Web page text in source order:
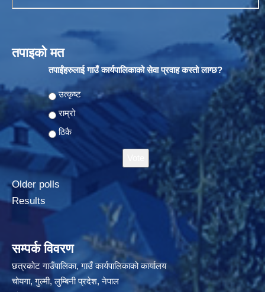
तपाइको मत
तपाईंहरुलाई गाउँ कार्यपालिकाको सेवा प्रवाह कस्तो लाग्छ?
Choices
उत्कृष्ट
राम्रो
ठिकै
Older polls
Results
सम्पर्क विवरण
छत्रकोट गाउँपालिका, गाउँ कार्यपालिकाको कार्यालय
चोयगा, गुल्मी, लुम्बिनी प्रदेश, नेपाल